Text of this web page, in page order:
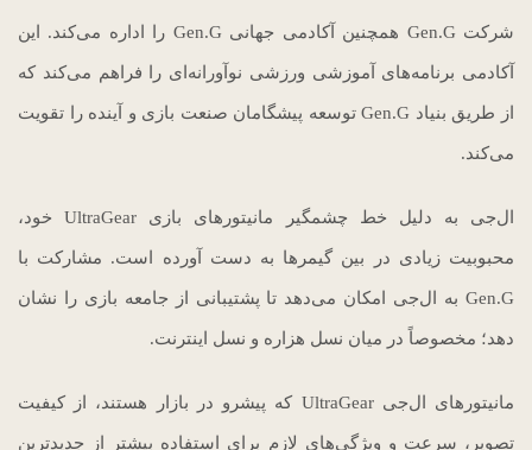
شرکت Gen.G همچنین آکادمی جهانی Gen.G را اداره می‌کند. این
آکادمی برنامه‌های آموزشی ورزشی نوآورانه‌ای را فراهم می‌کند که
از طریق بنیاد Gen.G توسعه پیشگامان صنعت بازی و آینده را تقویت
می‌کند.
ال‌جی به دلیل خط چشمگیر مانیتورهای بازی UltraGear خود،
محبوبیت زیادی در بین گیمرها به دست آورده است. مشارکت با
Gen.G به ال‌جی امکان می‌دهد تا پشتیبانی از جامعه بازی را نشان
دهد؛ مخصوصاً در میان نسل هزاره و نسل اینترنت.
مانیتورهای ال‌جی UltraGear که پیشرو در بازار هستند، از کیفیت
تصویر، سرعت و ویژگی‌های لازم برای استفاده بیشتر از جدیدترین